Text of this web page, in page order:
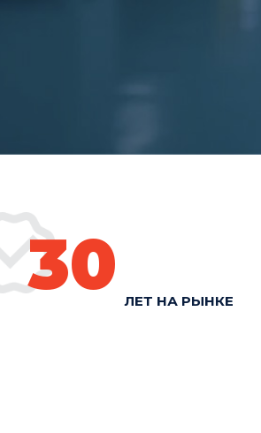
30 ЛЕТ НА РЫНКЕ